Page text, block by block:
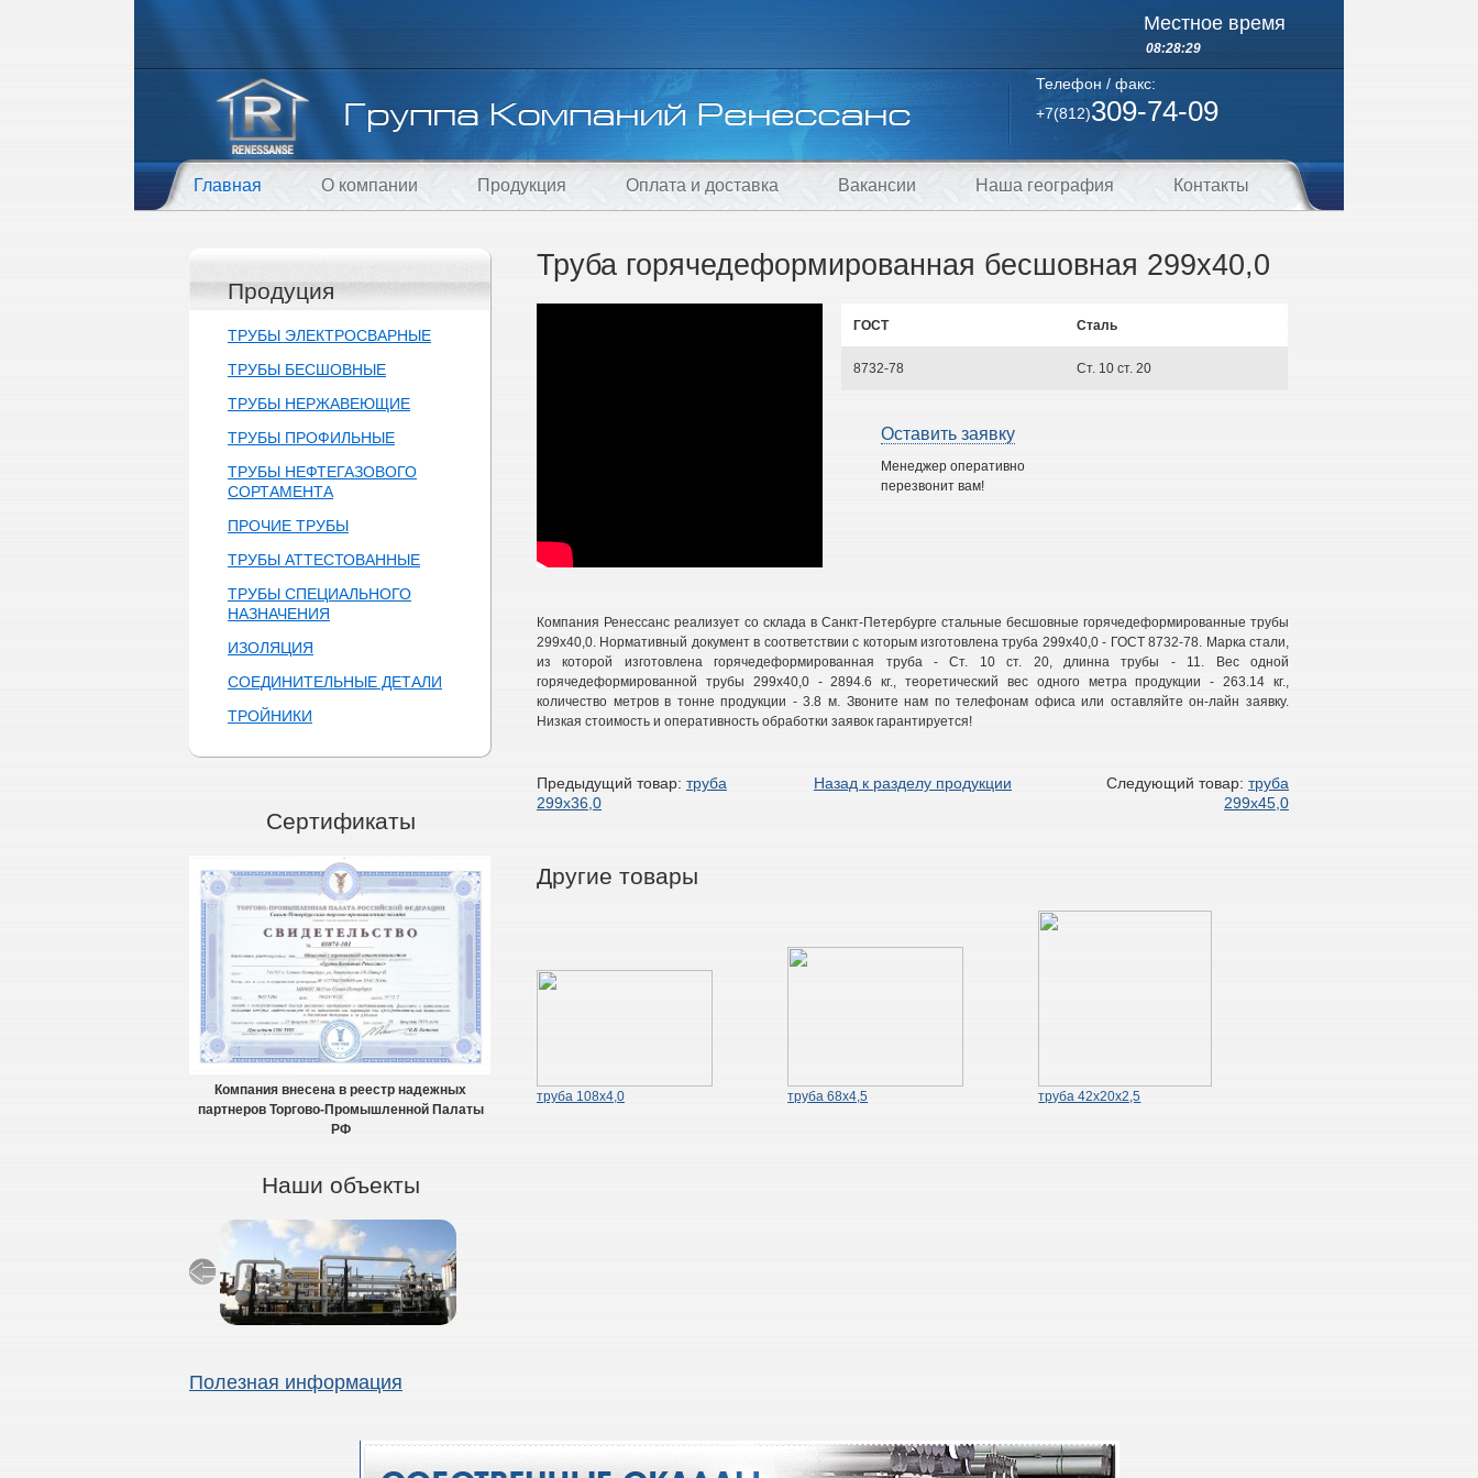
Местное время
08:28:29
Телефон / факс:
+7(812)309-74-09
Главная О компании Продукция Оплата и доставка Вакансии Наша география Контакты
Продуция
ТРУБЫ ЭЛЕКТРОСВАРНЫЕ
ТРУБЫ БЕСШОВНЫЕ
ТРУБЫ НЕРЖАВЕЮЩИЕ
ТРУБЫ ПРОФИЛЬНЫЕ
ТРУБЫ НЕФТЕГАЗОВОГО
СОРТАМЕНТА
ПРОЧИЕ ТРУБЫ
ТРУБЫ АТТЕСТОВАННЫЕ
ТРУБЫ СПЕЦИАЛЬНОГО
НАЗНАЧЕНИЯ
ИЗОЛЯЦИЯ
СОЕДИНИТЕЛЬНЫЕ ДЕТАЛИ
ТРОЙНИКИ
Сертификаты
Компания внесена в реестр надежных
партнеров Торгово-Промышленной Палаты
РФ
Наши объекты
Полезная информация
Труба горячедеформированная бесшовная 299х40,0
ГОСТ Сталь
8732-78 Ст. 10 ст. 20
Оставить заявку
Менеджер оперативно
перезвонит вам!
Компания Ренессанс реализует со склада в Санкт-Петербурге стальные бесшовные горячедеформированные трубы
299х40,0. Нормативный документ в соответствии с которым изготовлена труба 299х40,0 - ГОСТ 8732-78. Марка стали,
из которой изготовлена горячедеформированная труба - Ст. 10 ст. 20, длинна трубы - 11. Вес одной
горячедеформированной трубы 299х40,0 - 2894.6 кг., теоретический вес одного метра продукции - 263.14 кг.,
количество метров в тонне продукции - 3.8 м. Звоните нам по телефонам офиса или оставляйте он-лайн заявку.
Низкая стоимость и оперативность обработки заявок гарантируется!
Предыдущий товар: труба
299х36,0
Назад к разделу продукции Следующий товар: труба
299х45,0
Другие товары
труба 108х4,0 труба 68х4,5 труба 42х20х2,5